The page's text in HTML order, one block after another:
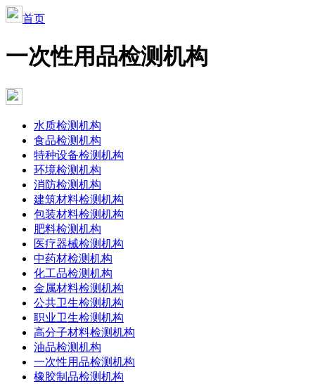
首页
一次性用品检测机构
水质检测机构
食品检测机构
特种设备检测机构
环境检测机构
消防检测机构
建筑材料检测机构
包装材料检测机构
肥料检测机构
医疗器械检测机构
中药材检测机构
化工品检测机构
金属材料检测机构
公共卫生检测机构
职业卫生检测机构
高分子材料检测机构
油品检测机构
一次性用品检测机构
橡胶制品检测机构